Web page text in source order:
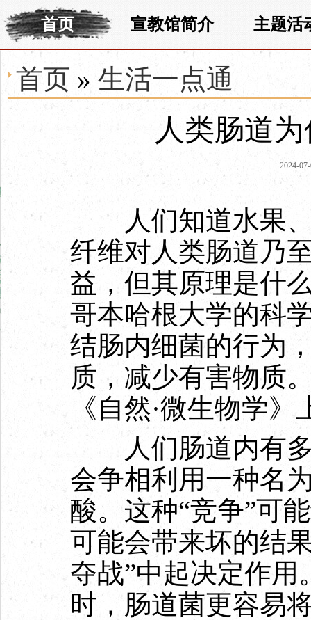
首页 宣教馆简介 主题活
首页 » 生活一点通
人类肠道
2024-
人们知道水果、
纤维对人类肠道乃
益，但其原理是什
哥本哈根大学的科
结肠内细菌的行为
质，减少有害物质
《自然·微生物学》
人们肠道内有多
会争相利用一种名
酸。这种“竞争”可
可能会带来坏的结
夺战”中起决定作
时，肠道菌更容易